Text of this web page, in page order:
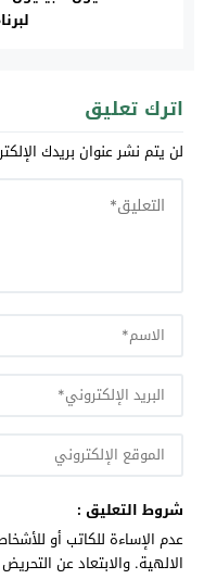
اترك تعليق
لن يتم نشر عنوان بريدك
شروط التعليق :
عدم الإساءة للكاتب أو
الالهية. والابتعاد عن